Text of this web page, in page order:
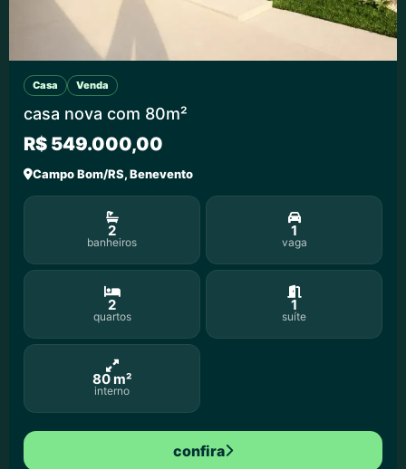
Casa Venda
casa nova com 80m²
R$ 549.000,00
Campo Bom/RS, Benevento
2
banheiros
1
vaga
2
quartos
1
suíte
80 m²
interno
confira